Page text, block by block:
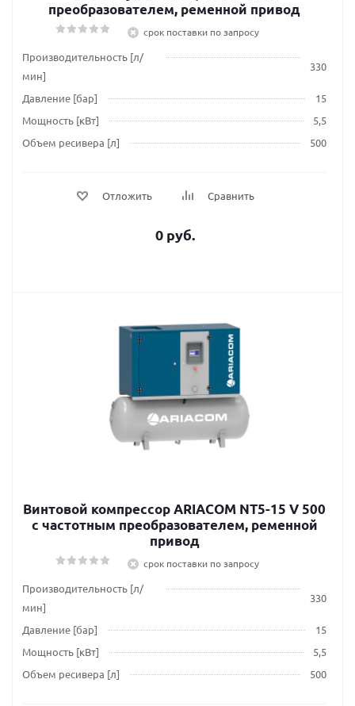
преобразователем, ременной привод
срок поставки по запросу
Производительность [л/
мин]
330
Давление [бар]
15
Мощность [кВт]
5,5
Объем ресивера [л]
500
Отложить Сравнить
0 руб.
Винтовой компрессор ARIACOM NT5-15 V 500
с частотным преобразователем, ременной
привод
срок поставки по запросу
Производительность [л/
мин]
330
Давление [бар]
15
Мощность [кВт]
5,5
Объем ресивера [л]
500